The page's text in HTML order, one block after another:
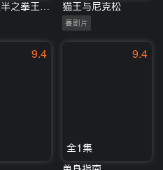
猫王与尼克松
喜剧片
9.4 9.4
全1集